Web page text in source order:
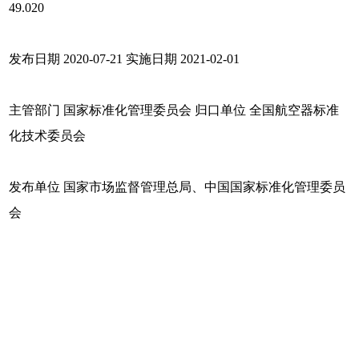
49.020
发布日期 2020-07-21 实施日期 2021-02-01
主管部门 国家标准化管理委员会 归口单位 全国航空器标准
化技术委员会
发布单位 国家市场监督管理总局、中国国家标准化管理委员
会